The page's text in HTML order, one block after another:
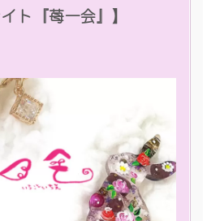
ト『苺一会』】